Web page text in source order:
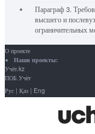
Параграф 3.
высшего и
ограничительных
О проекте
Наши проекты:
Учёт.kz
ПОБ.Учёт
Рус | Қаз | Eng